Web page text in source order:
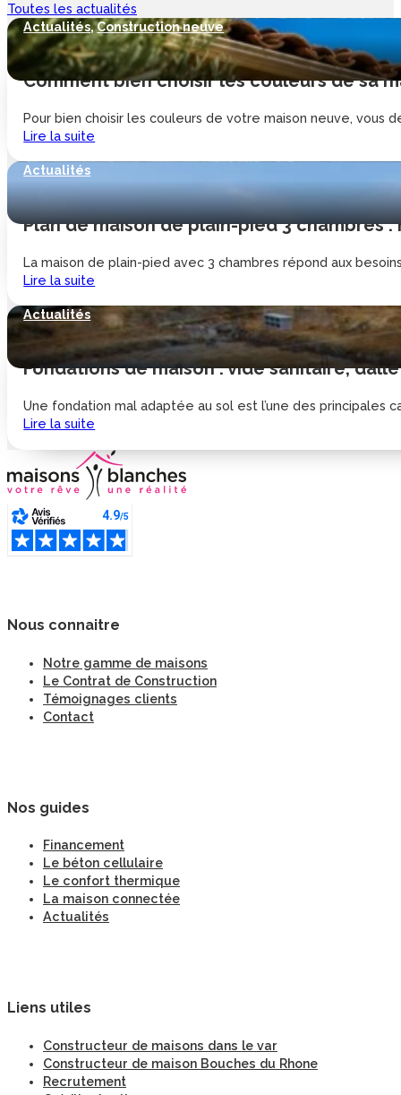
Toutes les actualités
Actualités,Construction neuve
Comment bien choisir les couleurs de sa
Pour bien choisir les couleurs de votre maison neuve, vous
Lire la suite
Actualités
Plan de maison de plain-pied 3 chambres
La maison de plain-pied avec 3 chambres répond aux
Lire la suite
Actualités
Fondations de maison : vide sanitaire,
Une fondation mal adaptée au sol est l’une des principales
Lire la suite
Nous connaitre
Notre gamme de maisons
Le Contrat de Construction
Témoignages clients
Contact
Nos guides
Financement
Le béton cellulaire
Le confort thermique
La maison connectée
Actualités
Liens utiles
Constructeur de maisons dans le var
Constructeur de maison Bouches du Rhone
Recrutement